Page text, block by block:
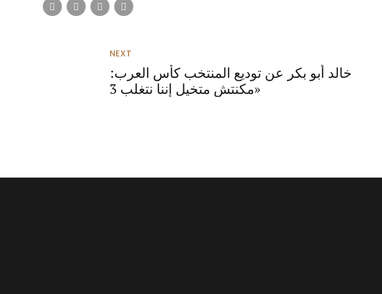
NEXT
خالد أبو بكر عن توديع المنتخب كأس العرب:
«مكنتش متخيل إننا نتغلب 3